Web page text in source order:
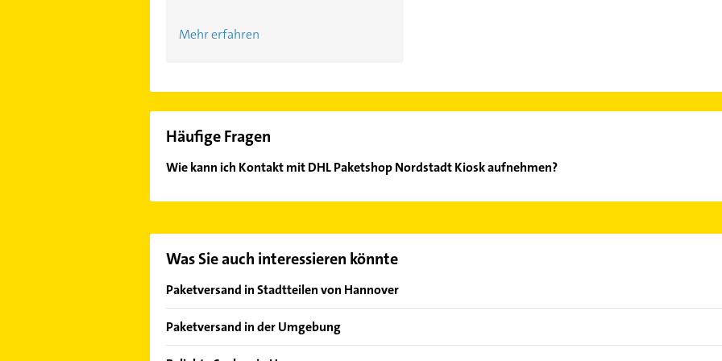
Mehr erfahren
Häufige Fragen
Wie kann ich Kontakt mit DHL Paketshop Nordstadt Kiosk aufnehmen?
Was Sie auch interessieren könnte
Paketversand in Stadtteilen von Hannover
Ahlem
Paketversand in der Umgebung
Langenhagen